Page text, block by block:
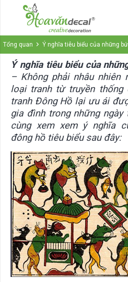
Tổng quan Ý nghĩa tiêu biểu của những
Ý nghĩa tiêu biểu của
– Không phải nhâu nhiên
loại tranh từ truyền thống
tranh Đông Hồ lại ưu ái
gia đình trong những ngày
cùng xem xem ý nghĩa
đông hồ tiêu biểu sau đây: